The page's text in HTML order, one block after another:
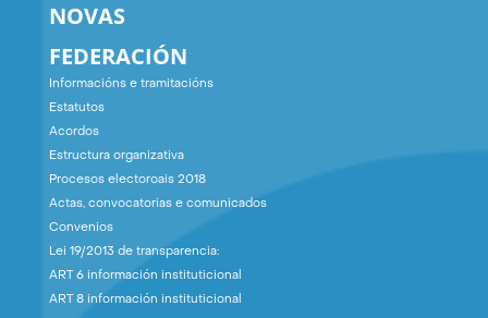
NOVAS
FEDERACIÓN
Informacións e tramitacións
Estatutos
Acordos
Estructura organizativa
Procesos electoroais 2018
Actas, convocatorias e comunicados
Convenios
Lei 19/2013 de transparencia:
ART 6 información instituticional
ART 8 información instituticional